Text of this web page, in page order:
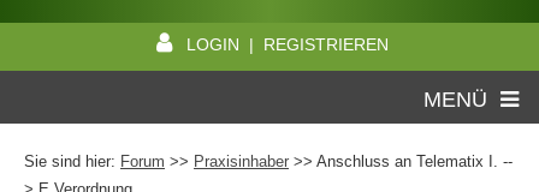
LOGIN | REGISTRIEREN
MENÜ
Sie sind hier: Forum >> Praxisinhaber >> Anschluss an Telematix I. --